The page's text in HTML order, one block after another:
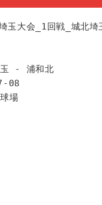
玉大会_1回戦_城北
- 浦和北
08
場